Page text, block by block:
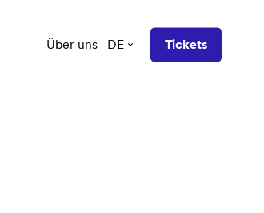
Über uns DE Tickets